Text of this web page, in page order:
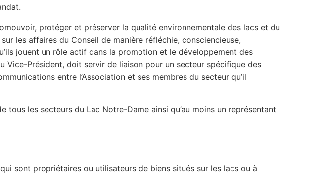
protéger et préserver la qualité environnementale des lacs et du
les affaires du Conseil de manière réfléchie, consciencieuse,
jouent un rôle actif dans la promotion et le développement des
Vice-Président, doit servir de liaison pour un secteur spécifique des
entre l’Association et ses membres du secteur qu’il
les secteurs du Lac Notre-Dame ainsi qu’au moins un représentant
sont propriétaires ou utilisateurs de biens situés sur les lacs ou à